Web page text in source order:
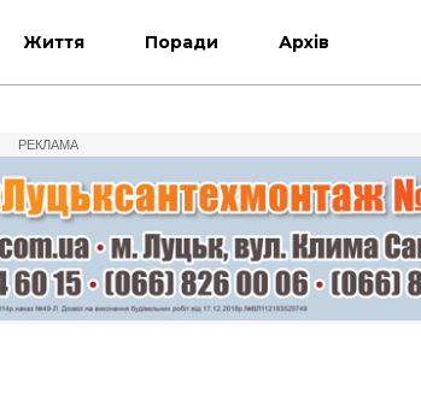
Життя Поради Архів
РЕКЛАМА